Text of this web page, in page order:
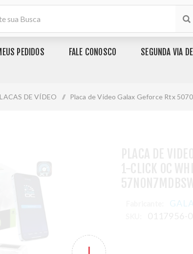
PEDIDOS FALE CONOSCO SEGUNDA VIA
DE VÍDEO / Placa de Video Galax Geforce Rtx